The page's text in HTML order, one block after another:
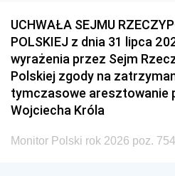
UCHWAŁA SEJMU
POLSKIEJ z dnia 31 lipca
wyrażenia przez Sejm
Polskiej zgody na
tymczasowe aresztowanie
Wojciecha Króla
Monitor Polski rok 2026 poz. 754